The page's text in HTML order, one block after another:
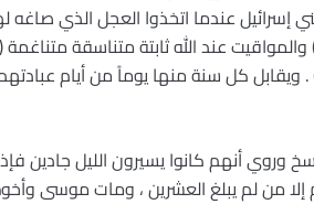
إسرائيل عندما اتخذوا العجل الذي
اتخذتم العجل من بعد وأنتم ظالمون ( البقرة 51 ) والمواقيت عند
فلا تأس على القوم الفاسقين ) ( المائدة 26 ) . ويقابل كل سنة
وروي أنهم كانوا يسيرون الليل جادين
إلا من لم يبلغ العشرين ، ومات موسى